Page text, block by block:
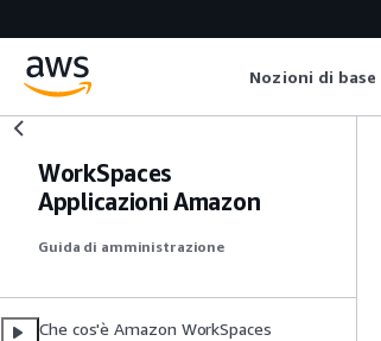
Nozioni di base
WorkSpaces
Applicazioni Amazon
Guida di amministrazione
Che cos'è Amazon WorkSpaces